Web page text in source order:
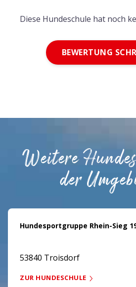
Diese Hundeschule hat noch
BEWERTUNG
Weitere
der
Hundesportgruppe Rhein-Sieg
53840 Troisdorf
ZUR HUNDESCHULE